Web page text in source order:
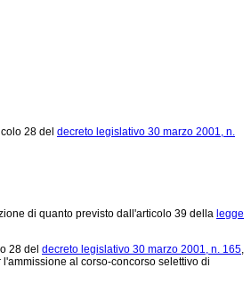
28 del decreto legislativo 30 marzo 2001, n.
di quanto previsto dall'articolo 39 della legge
28 del decreto legislativo 30 marzo 2001, n. 165,
al corso-concorso selettivo di